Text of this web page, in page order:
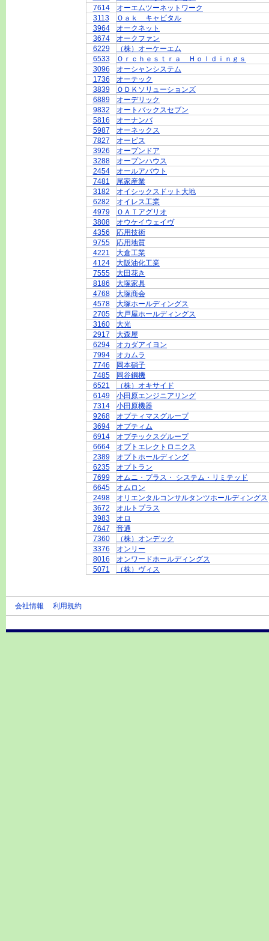
7614
オーエムツーネットワーク
3113
Ｏａｋ キャピタル
3964
オークネット
3674
オークファン
6229
（株）オーケーエム
6533
Ｏｒｃｈｅｓｔｒａ Ｈｏｌｄｉｎｇｓ
3096
オーシャンシステム
1736
オーテック
3839
ＯＤＫソリューションズ
6889
オーデリック
9832
オートバックスセブン
5816
オーナンバ
5987
オーネックス
7827
オービス
3926
オープンドア
3288
オープンハウス
2454
オールアバウト
7481
尾家産業
3182
オイシックスドット大地
6282
オイレス工業
4979
ＯＡＴアグリオ
3808
オウケイウェイヴ
4356
応用技術
9755
応用地質
4221
大倉工業
4124
大阪油化工業
7555
大田花き
8186
大塚家具
4768
大塚商会
4578
大塚ホールディングス
2705
大戸屋ホールディングス
3160
大光
2917
大森屋
6294
オカダアイヨン
7994
オカムラ
7746
岡本硝子
7485
岡谷鋼機
6521
（株）オキサイド
6149
小田原エンジニアリング
7314
小田原機器
9268
オプティマスグループ
3694
オプティム
6914
オプテックスグループ
6664
オプトエレクトロニクス
2389
オプトホールディング
6235
オプトラン
7699
オムニ・プラス・ システム・リミテッド
6645
オムロン
2498
オリエンタルコンサルタンツホールディングス
3672
オルトプラス
3983
オロ
7647
音通
7360
（株）オンデック
3376
オンリー
8016
オンワードホールディングス
5071
（株）ヴィス
会社情報 利用規約